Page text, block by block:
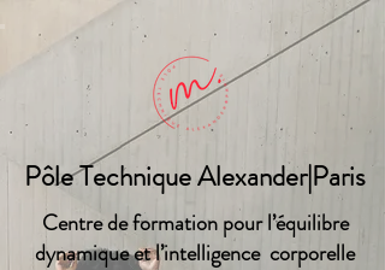
Pôle Technique Alexander|Paris
Centre de formation pour l’équilibre
dynamique et l’intelligence corporelle